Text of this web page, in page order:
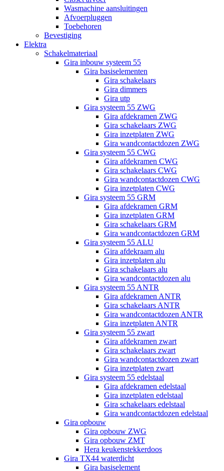
Wasmachine aansluitingen
Afvoerpluggen
Toebehoren
Bevestiging
Elektra
Schakelmateriaal
Gira inbouw systeem 55
Gira basiselementen
Gira schakelaars
Gira dimmers
Gira utp
Gira systeem 55 ZWG
Gira afdekramen ZWG
Gira schakelaars ZWG
Gira inzetplaten ZWG
Gira wandcontactdozen ZWG
Gira systeem 55 CWG
Gira afdekramen CWG
Gira schakelaars CWG
Gira wandcontactdozen CWG
Gira inzetplaten CWG
Gira systeem 55 GRM
Gira afdekramen GRM
Gira inzetplaten GRM
Gira schakelaars GRM
Gira wandcontactdozen GRM
Gira systeem 55 ALU
Gira afdekraam alu
Gira inzetplaten alu
Gira schakelaars alu
Gira wandcontactdozen alu
Gira systeem 55 ANTR
Gira afdekramen ANTR
Gira schakelaars ANTR
Gira wandcontactdozen ANTR
Gira inzetplaten ANTR
Gira systeem 55 zwart
Gira afdekramen zwart
Gira schakelaars zwart
Gira wandcontactdozen zwart
Gira inzetplaten zwart
Gira systeem 55 edelstaal
Gira afdekramen edelstaal
Gira inzetplaten edelstaal
Gira schakelaars edelstaal
Gira wandcontactdozen edelstaal
Gira opbouw
Gira opbouw ZWG
Gira opbouw ZMT
Hera keukenstekkerdoos
Gira TX44 waterdicht
Gira basiselement